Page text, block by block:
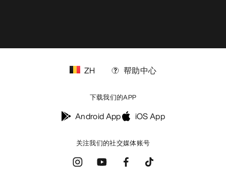
关注我们的社交媒体账号
ZH 帮助中心
下载我们的APP
Android App iOS App